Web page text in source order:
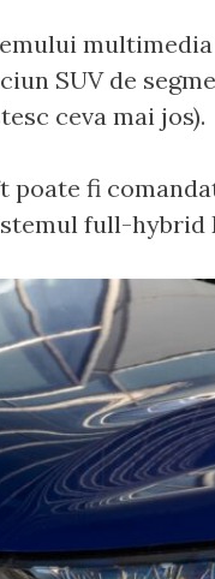
SUV de
ceva mai jos).
fi
full-hybrid